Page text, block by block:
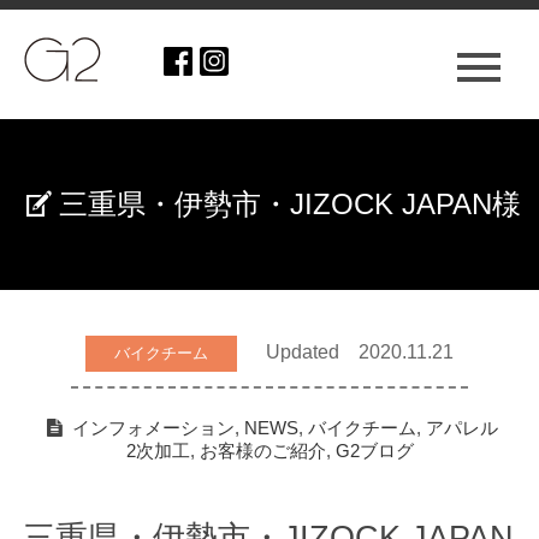
三重県・伊勢市・JIZOCK JAPAN様
バイクチーム Updated 2020.11.21
インフォメーション, NEWS, バイクチーム, アパレル
2次加工, お客様のご紹介, G2ブログ